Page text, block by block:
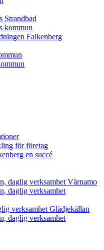
Strandbad
kommun
Falkenberg
för företag
en succé
daglig verksamhet Värnamo
daglig verksamhet
verksamhet Glädjekällan
daglig verksamhet